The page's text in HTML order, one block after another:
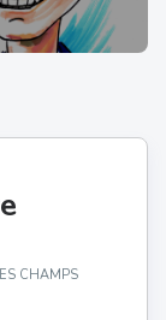
CHAMPS